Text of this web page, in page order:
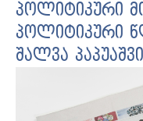
პოლიტიკური
პოლიტიკური
შალვა